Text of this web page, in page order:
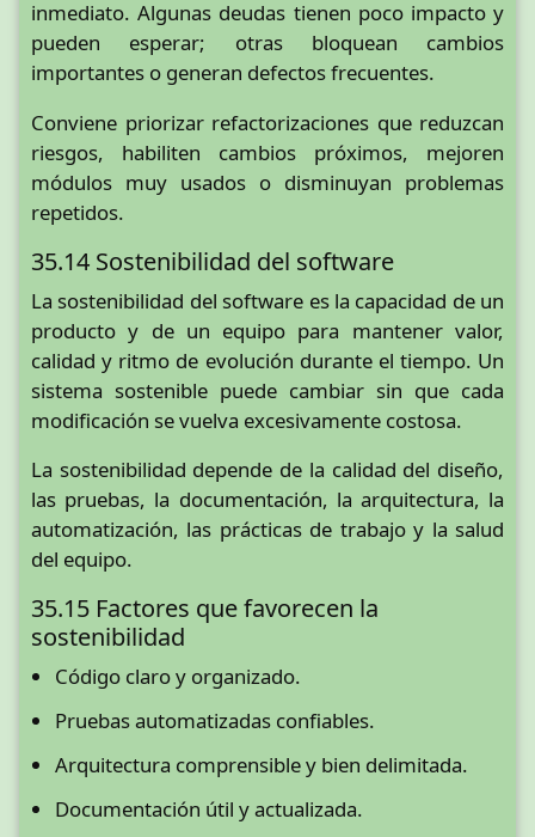
inmediato. Algunas deudas tienen poco impacto y
pueden esperar; otras bloquean cambios
importantes o generan defectos frecuentes.
Conviene priorizar refactorizaciones que reduzcan
riesgos, habiliten cambios próximos, mejoren
módulos muy usados o disminuyan problemas
repetidos.
35.14 Sostenibilidad del software
La sostenibilidad del software es la capacidad de un
producto y de un equipo para mantener valor,
calidad y ritmo de evolución durante el tiempo. Un
sistema sostenible puede cambiar sin que cada
modificación se vuelva excesivamente costosa.
La sostenibilidad depende de la calidad del diseño,
las pruebas, la documentación, la arquitectura, la
automatización, las prácticas de trabajo y la salud
del equipo.
35.15 Factores que favorecen la
sostenibilidad
Código claro y organizado.
Pruebas automatizadas confiables.
Arquitectura comprensible y bien delimitada.
Documentación útil y actualizada.